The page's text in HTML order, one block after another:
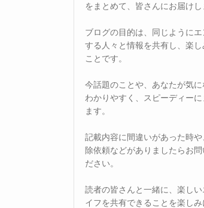
をまとめて、皆さんにお届けし
ブログの目的は、同じように
する人々と情報を共有し、楽し
ことです。
今話題のことや、あなたが気
わかりやすく、スピーディー
ます。
記載内容に間違いがあった時や
除依頼などがありましたらお問
ださい。
読者の皆さんと一緒に、楽しい
イフを共有できることを楽しみ